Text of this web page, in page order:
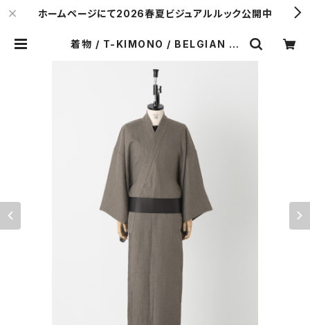
ホームページにて2026春夏ビジュアルルック公開中
着物 / T-KIMONO / BELGIAN LI